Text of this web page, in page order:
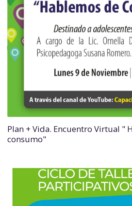
Plan + Vida. Encuentro Virtual "
consumo"